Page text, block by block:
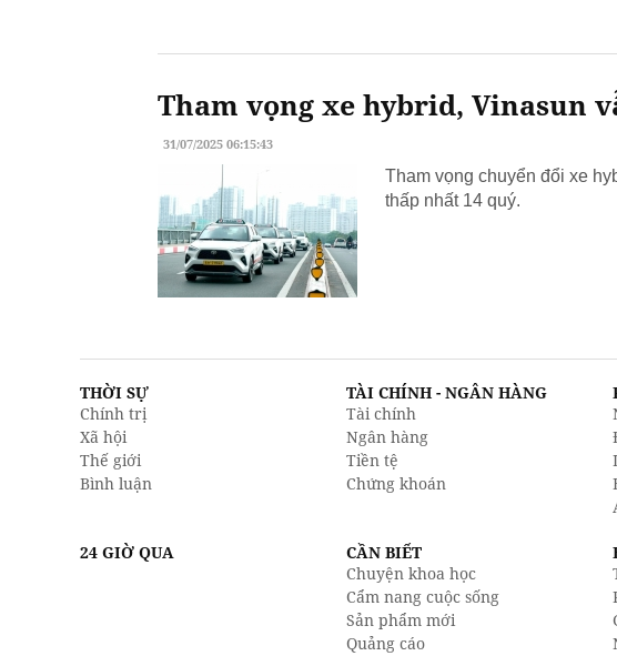
Tham vọng xe hybrid, Vinasun
31/07/2025 06:15:43
Tham vọng chuyển đổi xe
thấp nhất 14 quý.
THỜI SỰ
Chính trị
Xã hội
Thế giới
Bình luận
TÀI CHÍNH - NGÂN HÀNG
Tài chính
Ngân hàng
Tiền tệ
Chứng khoán
24 GIỜ QUA
CẦN BIẾT
Chuyện khoa học
Cẩm nang cuộc sống
Sản phẩm mới
Quảng cáo